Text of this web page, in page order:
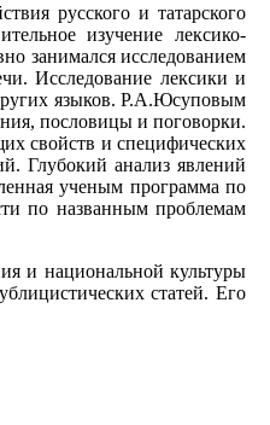
русского и татарского
изучение лексико-
занимался исследованием
Исследование лексики и
языков. Р.А.Юсуповым
пословицы и поговорки.
свойств и специфических
Глубокий анализ явлений
ученым программа по
по названным проблемам
и национальной культуры
статей. Его